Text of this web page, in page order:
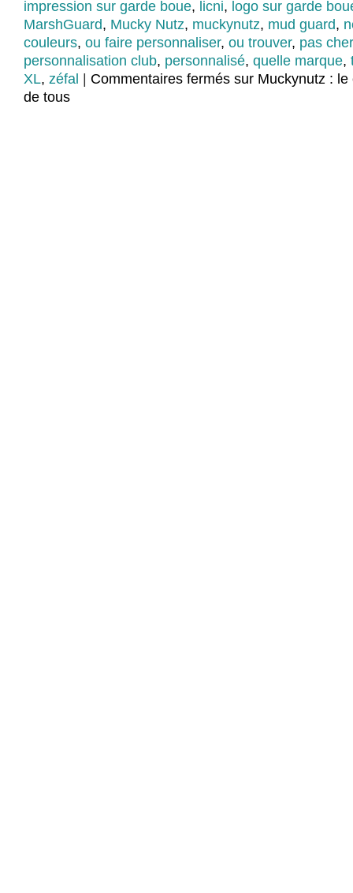
impression sur garde boue, licni, logo sur garde
MarshGuard, Mucky Nutz, muckynutz, mud guard,
couleurs, ou faire personnaliser, ou trouver, pas cher
personnalisation club, personnalisé, quelle marque,
XL, zéfal Commentaires fermés sur Muckynutz :
de tous